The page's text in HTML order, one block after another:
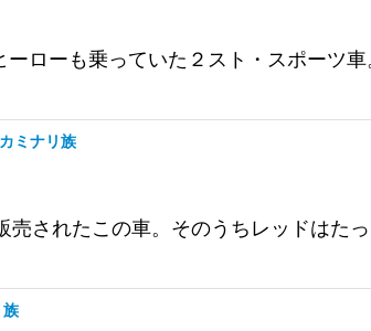
ローも乗っていた２スト・スポーツ
ミナリ族
されたこの車。そのうちレッドはた
族